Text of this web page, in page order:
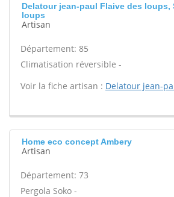
Delatour jean-paul Flaive des loups,
loups
Artisan
Département: 85
Climatisation réversible -
Voir la fiche artisan : Delatour jean-
Home eco concept Ambery
Artisan
Département: 73
Pergola Soko -